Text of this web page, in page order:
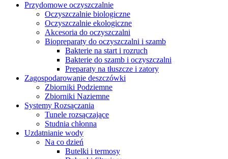
Przydomowe oczyszczalnie
Oczyszczalnie biologiczne
Oczyszczalnie ekologiczne
Akcesoria do oczyszczalni
Biopreparaty do oczyszczalni i szamb
Bakterie na start i rozruch
Bakterie do szamb i oczyszczalni
Preparaty na tłuszcze i zatory
Zagospodarowanie deszczówki
Zbiorniki Podziemne
Zbiorniki Naziemne
Systemy Rozsączania
Tunele rozsączające
Studnia chłonna
Uzdatnianie wody
Na co dzień
Butelki i termosy